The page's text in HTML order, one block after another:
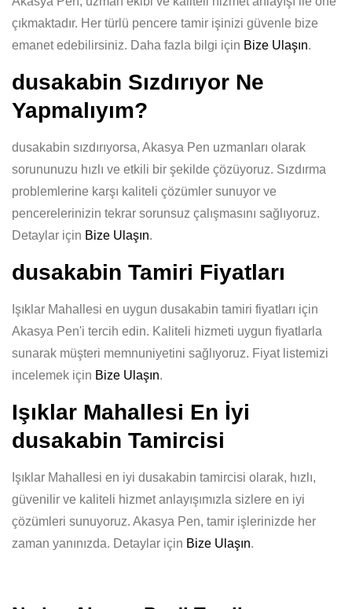
çıkmaktadır. Her türlü pencere tamir işinizi güvenle bize
emanet edebilirsiniz. Daha fazla bilgi için Bize Ulaşın.
dusakabin Sızdırıyor Ne
Yapmalıyım?
dusakabin sızdırıyorsa, Akasya Pen uzmanları olarak
sorununuzu hızlı ve etkili bir şekilde çözüyoruz. Sızdırma
problemlerine karşı kaliteli çözümler sunuyor ve
pencerelerinizin tekrar sorunsuz çalışmasını sağlıyoruz.
Detaylar için Bize Ulaşın.
dusakabin Tamiri Fiyatları
Işıklar Mahallesi en uygun dusakabin tamiri fiyatları için
Akasya Pen'i tercih edin. Kaliteli hizmeti uygun fiyatlarla
sunarak müşteri memnuniyetini sağlıyoruz. Fiyat listemizi
incelemek için Bize Ulaşın.
Işıklar Mahallesi En İyi
dusakabin Tamircisi
Işıklar Mahallesi en iyi dusakabin tamircisi olarak, hızlı,
güvenilir ve kaliteli hizmet anlayışımızla sizlere en iyi
çözümleri sunuyoruz. Akasya Pen, tamir işlerinizde her
zaman yanınızda. Detaylar için Bize Ulaşın.